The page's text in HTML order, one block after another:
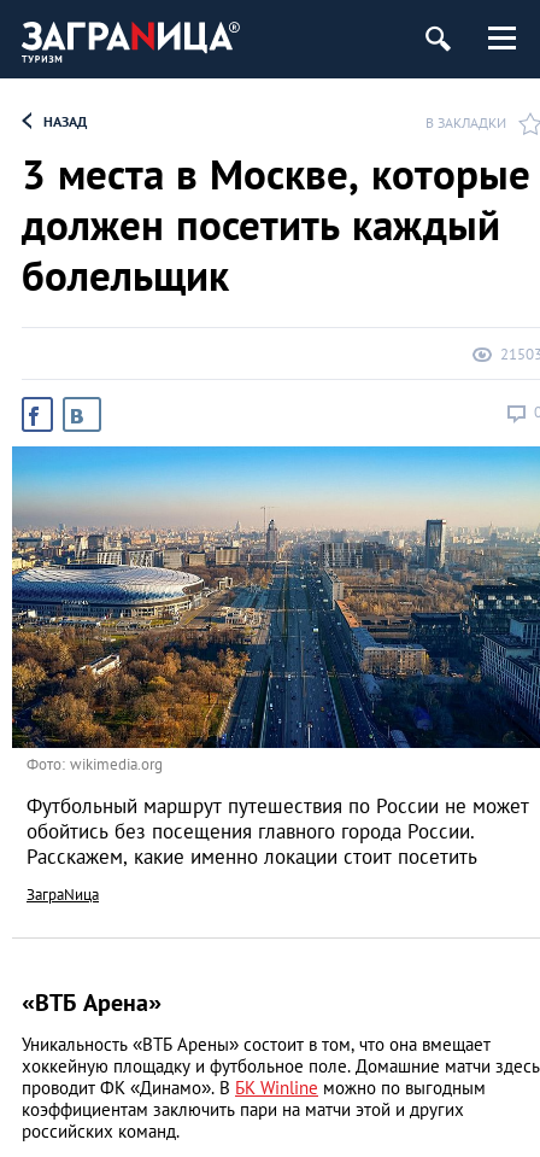
НАЗАД В ЗАКЛАДКИ
3 места в Москве, которые
должен посетить каждый
болельщик
Фото: wikimedia.org
Футбольный маршрут путешествия по России не может
обойтись без посещения главного города России.
Расскажем, какие именно локации стоит посетить
ЗаграNица
«ВТБ Арена»
Уникальность «ВТБ Арены» состоит в том, что она вмещает
хоккейную площадку и футбольное поле. Домашние матчи здесь
проводит ФК «Динамо». В БК Winline можно по выгодным
коэффициентам заключить пари на матчи этой и других
российских команд.